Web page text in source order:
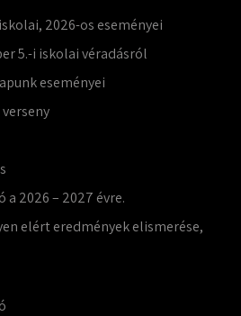
2026-os eseményei
5.-i iskolai véradásról
eseményei
2026 – 2027 évre.
elért eredmények elismerése,